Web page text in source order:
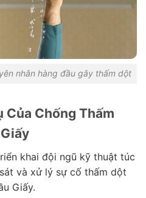
nhân hàng đầu gây thấm dột
Của Chống Thấm
khai đội ngũ kỹ thuật túc
và xử lý sự cố thấm dột
Giấy.